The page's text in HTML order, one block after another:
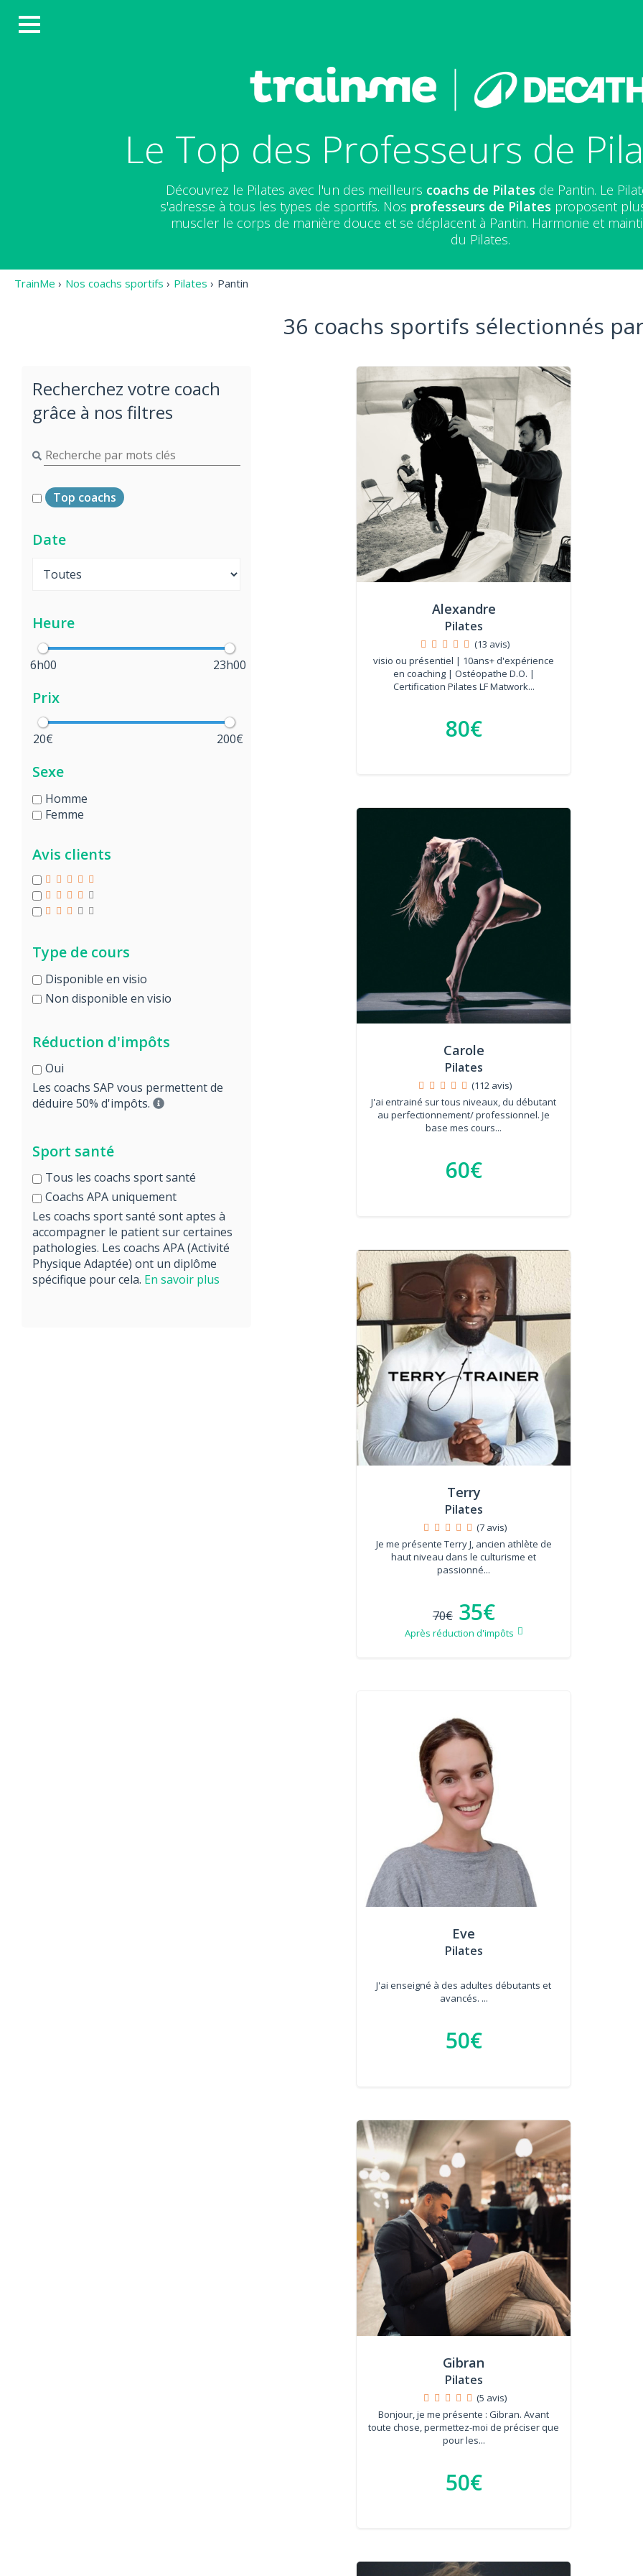
Le Top des Professeurs de
Découvrez le Pilates avec l'un des meilleurs coachs de Pilates de Pantin. Le
s'adresse à tous les types de sportifs. Nos professeurs de Pilates proposent
muscler le corps de manière douce et se déplacent à Pantin. Harmonie et
du Pilates.
TrainMe › Nos coachs sportifs › Pilates › Pantin
Recherchez votre coach
grâce à nos filtres
Top coachs
Date
Heure
6h00 23h00
Prix
20€ 200€
Sexe
Homme
Femme
Avis clients
Type de cours
Disponible en visio
Non disponible en visio
Réduction d'impôts
Oui
Les coachs SAP vous permettent de
déduire 50% d'impôts.
Sport santé
Tous les coachs sport santé
Coachs APA uniquement
Les coachs sport santé sont aptes à
accompagner le patient sur certaines
pathologies. Les coachs APA (Activité
Physique Adaptée) ont un diplôme
spécifique pour cela. En savoir plus
36 coachs sportifs sélectionnés
Alexandre
Pilates
(13 avis)
visio ou présentiel | 10ans+ d'expérience
en coaching | Ostéopathe D.O. |
Certification Pilates LF Matwork...
80€
Carole
Pilates
(112 avis)
J'ai entrainé sur tous niveaux, du débutant
au perfectionnement/ professionnel. Je
base mes cours...
60€
Terry
Pilates
(7 avis)
Je me présente Terry J, ancien athlète de
haut niveau dans le culturisme et
passionné...
70€ 35€
Après réduction d'impôts
Eve
Pilates
J'ai enseigné à des adultes débutants et
avancés. ...
50€
Gibran
Pilates
(5 avis)
Bonjour, je me présente : Gibran. Avant
toute chose, permettez-moi de préciser que
pour les...
50€